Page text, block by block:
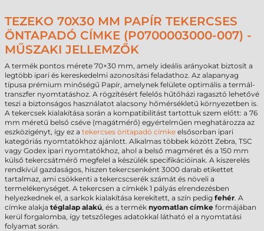
TEZEKO 70X30 MM PAPÍR TEKERCSES
ÖNTAPADÓ CÍMKE (P0700003000-007) -
MŰSZAKI JELLEMZŐK
A termék pontos mérete 70×30 mm, amely ideális arányokat biztosít a
legtöbb ipari és kereskedelmi azonosítási feladathoz. Az alapanyag
típusa prémium minőségű Papír, amelynek felülete optimális a termál-
transzfer nyomtatáshoz. A rögzítésért felelős hűtőházi ragasztó lehetővé
teszi a biztonságos használatot alacsony hőmérsékletű környezetben is.
A tekercsek kialakítása során a kompatibilitást tartottuk szem előtt: a 76
mm méretű belső cséve (magátmérő) egyértelműen meghatározza az
eszközigényt, így ez a tekercses öntapadó címke elsősorban ipari
kategóriás nyomtatókhoz ajánlott. Alkalmas többek között Zebra, TSC
vagy Godex ipari nyomtatókhoz, ahol a belső magméret és a 150 mm
külső tekercsátmérő megfelel a készülék specifikációinak. A kiszerelés
rendkívül gazdaságos, hiszen tekercsenként 3000 darab etikettet
tartalmaz, ami csökkenti a tekercscserék számát és növeli a
termelékenységet. A tekercsen a címkék 1 pályás elrendezésben
helyezkednek el, a sarkok kialakítása kerekített, a szín pedig fehér. A
címke alakja téglalap alakú, és a termék nyomatlan címke formájában
kerül forgalomba, így tetszőleges adatokkal látható el a nyomtatási
folyamat során.